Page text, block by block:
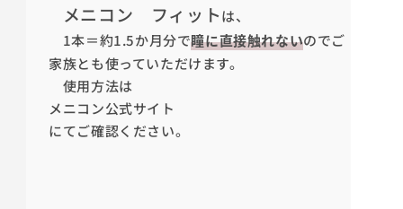
メニコン フィットは、
1本＝約1.5か月分で瞳に直接触れないのでご
家族とも使っていただけます。
使用方法は
メニコン公式サイト
にてご確認ください。